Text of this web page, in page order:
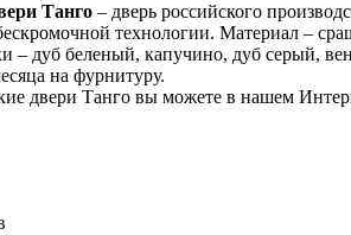
Танго – дверь российского
технологии. Материал –
– дуб беленый, капучино, дуб серый,
на фурнитуру.
двери Танго вы можете в нашем